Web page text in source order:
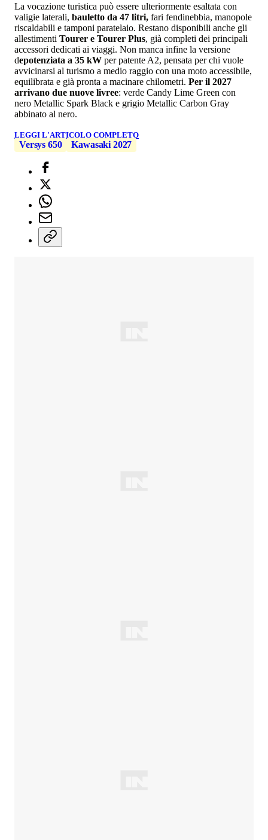
La vocazione turistica può essere ulteriormente esaltata con
valigie laterali, bauletto da 47 litri, fari fendinebbia, manopole
riscaldabili e tamponi paratelaio. Restano disponibili anche gli
allestimenti Tourer e Tourer Plus, già completi dei principali
accessori dedicati ai viaggi. Non manca infine la versione
depotenziata a 35 kW per patente A2, pensata per chi vuole
avvicinarsi al turismo a medio raggio con una moto accessibile,
equilibrata e già pronta a macinare chilometri. Per il 2027
arrivano due nuove livree: verde Candy Lime Green con
nero Metallic Spark Black e grigio Metallic Carbon Gray
abbinato al nero.
LEGGI L'ARTICOLO COMPLETO
Versys 650 Kawasaki 2027